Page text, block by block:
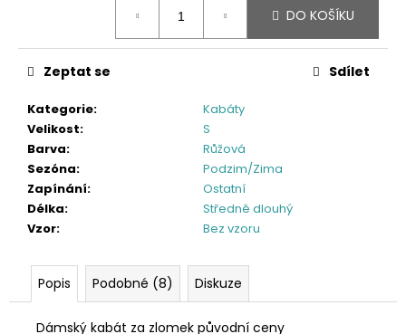
DO KOŠÍKU
Kategorie:
Kabáty
Velikost:
S
Barva:
Růžová
Sezóna:
Podzim/Zima
Zapínání:
Ostatní
Délka:
Středně dlouhý
Vzor: Bez vzoru
Zeptat se Sdílet
Popis Podobné (8) Diskuze
Dámský kabát za zlomek původní ceny